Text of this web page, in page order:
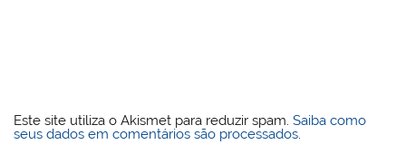
Este site utiliza o Akismet para reduzir spam.Saiba como
seus dados em comentários são processados.